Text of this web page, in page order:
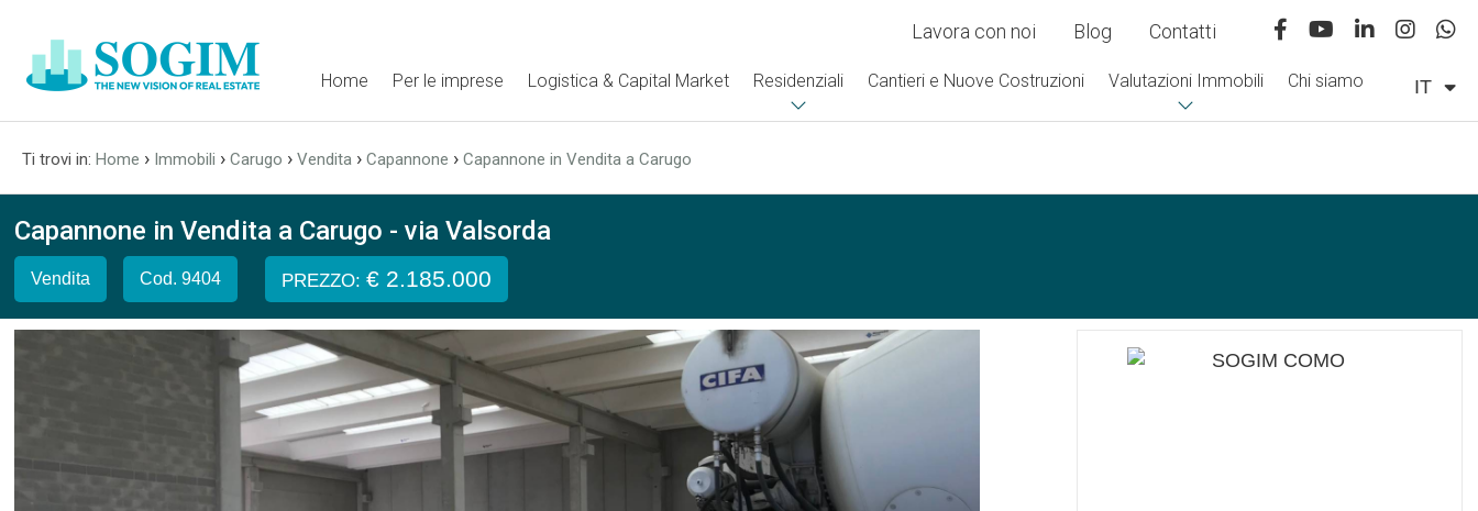
Lavora con noi Blog Contatti
IT
Home Per le imprese Logistica & Capital Market Residenziali Cantieri e Nuove Costruzioni Valutazioni Immobili Chi siamo
Ti trovi in: Home › Immobili › Carugo › Vendita › Capannone › Capannone in Vendita a Carugo
Capannone in Vendita a Carugo - via Valsorda
Vendita Cod. 9404 PREZZO:€ 2.185.000